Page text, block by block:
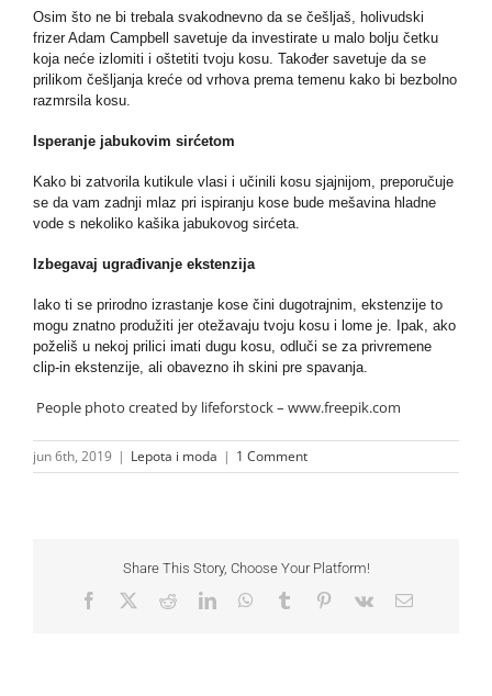
Osim što ne bi trebala svakodnevno da se češljaš, holivudski
frizer Adam Campbell savetuje da investirate u malo bolju četku
koja neće izlomiti i oštetiti tvoju kosu. Također savetuje da se
prilikom češljanja kreće od vrhova prema temenu kako bi bezbolno
razmrsila kosu.
Isperanje jabukovim sirćetom
Kako bi zatvorila kutikule vlasi i učinili kosu sjajnijom, preporučuje
se da vam zadnji mlaz pri ispiranju kose bude mešavina hladne
vode s nekoliko kašika jabukovog sirćeta.
Izbegavaj ugrađivanje ekstenzija
Iako ti se prirodno izrastanje kose čini dugotrajnim, ekstenzije to
mogu znatno produžiti jer otežavaju tvoju kosu i lome je. Ipak, ako
poželiš u nekoj prilici imati dugu kosu, odluči se za privremene
clip-in ekstenzije, ali obavezno ih skini pre spavanja.
People photo created by lifeforstock – www.freepik.com
jun 6th, 2019 | Lepota i moda | 1 Comment
Share This Story, Choose Your Platform!
Facebook RedditLinkedInWhatsApp
Tumblr Pinterest
Vk Email